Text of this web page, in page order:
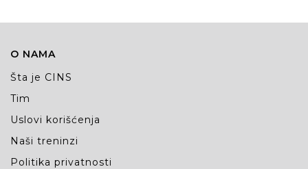
O NAMA
Šta je CINS
Tim
Uslovi korišćenja
Naši treninzi
Politika privatnosti